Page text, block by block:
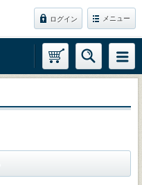
ログイン メニュー